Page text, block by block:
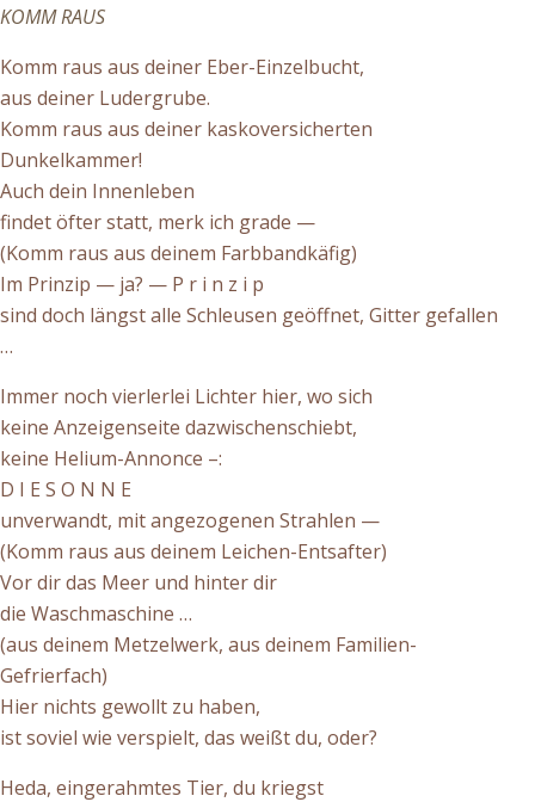
KOMM RAUS
Komm raus aus deiner Eber-Einzelbucht,
aus deiner Ludergrube.
Komm raus aus deiner kaskoversicherten
Dunkelkammer!
Auch dein Innenleben
findet öfter statt, merk ich grade —
(Komm raus aus deinem Farbbandkäfig)
Im Prinzip — ja? — P r i n z i p
sind doch längst alle Schleusen geöffnet, Gitter gefallen
…
Immer noch vierlerlei Lichter hier, wo sich
keine Anzeigenseite dazwischenschiebt,
keine Helium-Annonce –:
D I E S O N N E
unverwandt, mit angezogenen Strahlen —
(Komm raus aus deinem Leichen-Entsafter)
Vor dir das Meer und hinter dir
die Waschmaschine …
(aus deinem Metzelwerk, aus deinem Familien-
Gefrierfach)
Hier nichts gewollt zu haben,
ist soviel wie verspielt, das weißt du, oder?
Heda, eingerahmtes Tier, du kriegst